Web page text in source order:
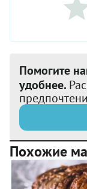
Помогите
удобнее.
Похожие